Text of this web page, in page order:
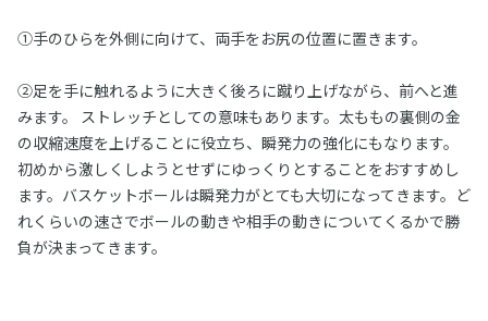
①手のひらを外側に向けて、両手をお尻の位置に置きます。
②足を手に触れるように大きく後ろに蹴り上げながら、前へと進
みます。 ストレッチとしての意味もあります。太ももの裏側の金
の収縮速度を上げることに役立ち、瞬発力の強化にもなります。
初めから激しくしようとせずにゆっくりとすることをおすすめし
ます。バスケットボールは瞬発力がとても大切になってきます。ど
れくらいの速さでボールの動きや相手の動きについてくるかで勝
負が決まってきます。